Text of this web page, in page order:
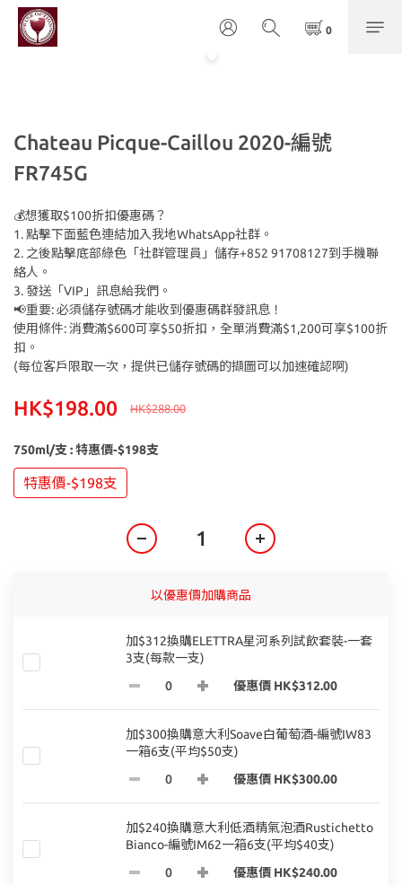
Chateau Picque-Caillou 2020-編號
FR745G
💰想獲取$100折扣優惠碼？
1. 點擊下面藍色連結加入我地WhatsApp社群。
2. 之後點擊底部綠色「社群管理員」儲存+852 91708127到手機聯
絡人。
3. 發送「VIP」訊息給我們。
📢重要: 必須儲存號碼才能收到優惠碼群發訊息！
使用條件: 消費滿$600可享$50折扣，全單消費滿$1,200可享$100折
扣。
(每位客戶限取一次，提供已儲存號碼的擷圖可以加速確認啊)
HK$288.00
HK$198.00
750ml/支 : 特惠價-$198支
特惠價-$198支
以優惠價加購商品
加$312換購ELETTRA星河系列試飲套裝-一套
3支(每款一支)
優惠價 HK$312.00
加$300換購意大利Soave白葡萄酒-編號IW83
一箱6支(平均$50支)
優惠價 HK$300.00
加$240換購意大利低酒精氣泡酒Rustichetto
Bianco-編號IM62一箱6支(平均$40支)
優惠價 HK$240.00